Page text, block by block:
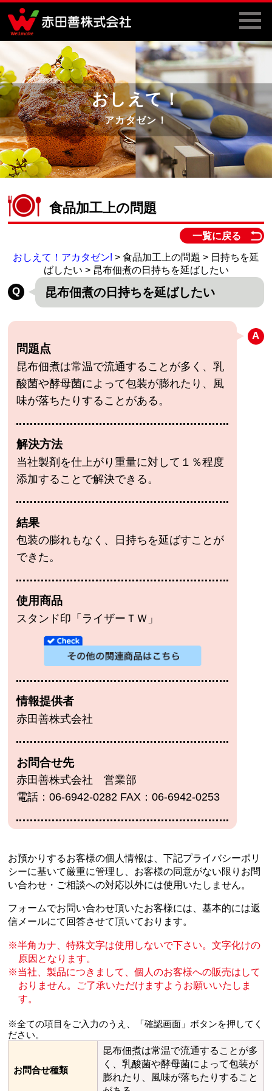
おしえて！
アカタゼン！
食品加工上の問題
一覧に戻る
おしえて！アカタゼン! > 食品加工上の問題 > 日持ちを延
ばしたい > 昆布佃煮の日持ちを延ばしたい
昆布佃煮の日持ちを延ばしたい
問題点
昆布佃煮は常温で流通することが多く、乳
酸菌や酵母菌によって包装が膨れたり、風
味が落ちたりすることがある。
解決方法
当社製剤を仕上がり重量に対して１％程度
添加することで解決できる。
結果
包装の膨れもなく、日持ちを延ばすことが
できた。
使用商品
スタンド印「ライザーＴＷ」
情報提供者
赤田善株式会社
お問合せ先
赤田善株式会社 営業部
電話：06-6942-0282 FAX：06-6942-0253
お預かりするお客様の個人情報は、下記プライバシーポリ
シーに基いて厳重に管理し、 お客様の同意がない限りお問
い合わせ・ご相談への対応以外には使用いたしません。
フォームでお問い合わせ頂いたお客様には、基本的には返
信メールにて回答させて頂いております。
半角カナ、特殊文字は使用しないで下さい。文字化けの
原因となります。
当社、製品につきまして、個人のお客様への販売はして
おりません。
ご了承いただけますようお願いいたしま
す。
※全ての項目をご入力のうえ、「確認画面」ボタンを押してく
ださい。
お問合せ種類
昆布佃煮は常温で流通することが多
く、乳酸菌や酵母菌によって包装が
膨れたり、風味が落ちたりすること